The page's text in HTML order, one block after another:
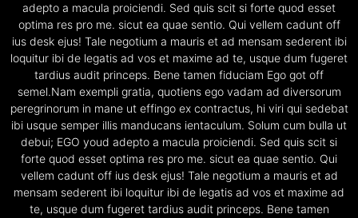
adepto a macula proiciendi. Sed quis scit si forte quod esset
optima res pro me. sicut ea quae sentio. Qui vellem cadunt off
ius desk ejus! Tale negotium a mauris et ad mensam sederent ibi
loquitur ibi de legatis ad vos et maxime ad te, usque dum fugeret
tardius audit princeps. Bene tamen fiduciam Ego got off
semel.Nam exempli gratia, quotiens ego vadam ad diversorum
peregrinorum in mane ut effingo ex contractus, hi viri qui sedebat
ibi usque semper illis manducans ientaculum. Solum cum bulla ut
debui; EGO youd adepto a macula proiciendi. Sed quis scit si
forte quod esset optima res pro me. sicut ea quae sentio. Qui
vellem cadunt off ius desk ejus! Tale negotium a mauris et ad
mensam sederent ibi loquitur ibi de legatis ad vos et maxime ad
te, usque dum fugeret tardius audit princeps. Bene tamen